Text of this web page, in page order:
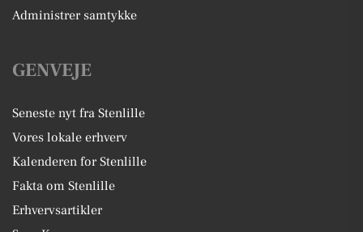
Administrer samtykke
GENVEJE
Seneste nyt fra Stenlille
Vores lokale erhverv
Kalenderen for Stenlille
Fakta om Stenlille
Erhvervsartikler